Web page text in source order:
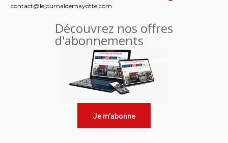
contact@lejournaldemayotte.com
Découvrez nos offres
d'abonnements
Je m'abonne